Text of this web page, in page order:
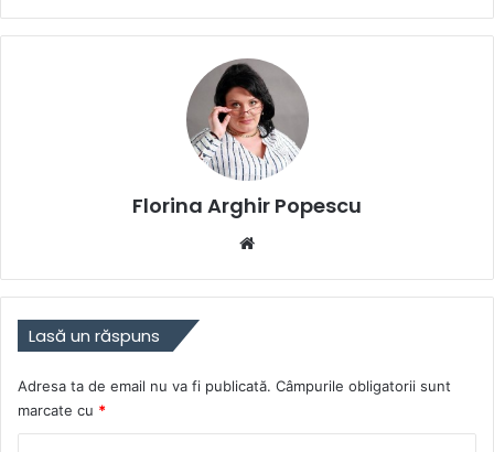
Florina Arghir Popescu
Lasă un răspuns
Adresa ta de email nu va fi publicată. Câmpurile obligatorii sunt
marcate cu *